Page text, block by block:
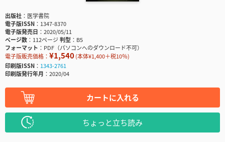
出版社
医学書院
電子版ISSN
1347-8370
電子版発売日
2020/05/11
ページ数
112ページ判型
B5
フォーマット
PDF（パソコンへのダウンロード不可）
電子版販売価格： ¥1,540(本体¥1,400＋税10％)
印刷版ISSN
1343-2761
印刷版発行年月
2020/04
カートに入れる
ちょっと立ち読み